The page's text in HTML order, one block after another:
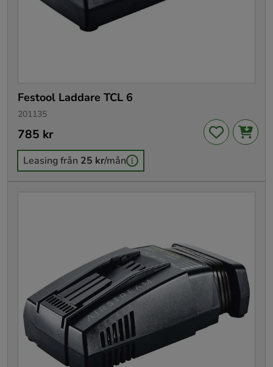
Festool Laddare TCL 6
201135
Pris: 785 kr
785 kr
Leasing från 25 kr/mån